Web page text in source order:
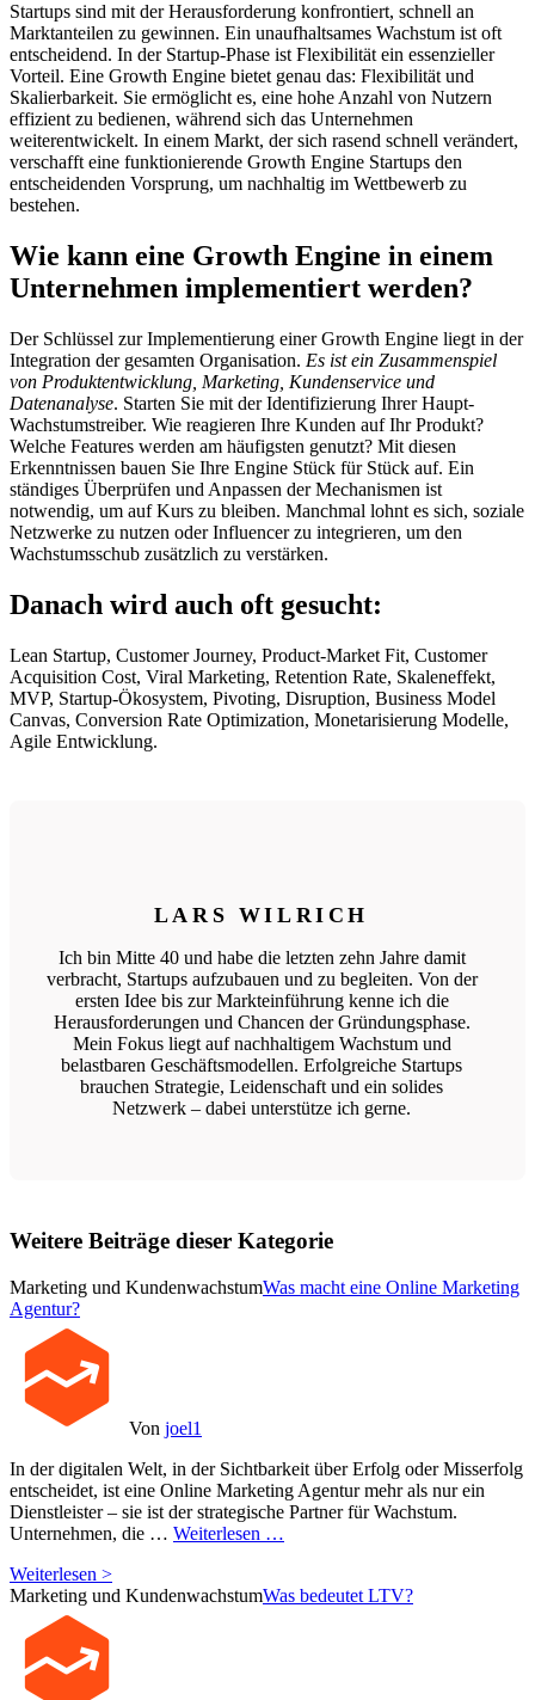
Startups sind mit der Herausforderung konfrontiert, schnell an
Marktanteilen zu gewinnen. Ein unaufhaltsames Wachstum ist oft
entscheidend. In der Startup-Phase ist Flexibilität ein essenzieller
Vorteil. Eine Growth Engine bietet genau das: Flexibilität und
Skalierbarkeit. Sie ermöglicht es, eine hohe Anzahl von Nutzern
effizient zu bedienen, während sich das Unternehmen
weiterentwickelt. In einem Markt, der sich rasend schnell verändert,
verschafft eine funktionierende Growth Engine Startups den
entscheidenden Vorsprung, um nachhaltig im Wettbewerb zu
bestehen.
Wie kann eine Growth Engine in einem
Unternehmen implementiert werden?
Der Schlüssel zur Implementierung einer Growth Engine liegt in der
Integration der gesamten Organisation. Es ist ein Zusammenspiel
von Produktentwicklung, Marketing, Kundenservice und
Datenanalyse. Starten Sie mit der Identifizierung Ihrer Haupt-
Wachstumstreiber. Wie reagieren Ihre Kunden auf Ihr Produkt?
Welche Features werden am häufigsten genutzt? Mit diesen
Erkenntnissen bauen Sie Ihre Engine Stück für Stück auf. Ein
ständiges Überprüfen und Anpassen der Mechanismen ist
notwendig, um auf Kurs zu bleiben. Manchmal lohnt es sich, soziale
Netzwerke zu nutzen oder Influencer zu integrieren, um den
Wachstumsschub zusätzlich zu verstärken.
Danach wird auch oft gesucht:
Lean Startup, Customer Journey, Product-Market Fit, Customer
Acquisition Cost, Viral Marketing, Retention Rate, Skaleneffekt,
MVP, Startup-Ökosystem, Pivoting, Disruption, Business Model
Canvas, Conversion Rate Optimization, Monetarisierung Modelle,
Agile Entwicklung.
LARS WILRICH
Ich bin Mitte 40 und habe die letzten zehn Jahre damit
verbracht, Startups aufzubauen und zu begleiten. Von der
ersten Idee bis zur Markteinführung kenne ich die
Herausforderungen und Chancen der Gründungsphase.
Mein Fokus liegt auf nachhaltigem Wachstum und
belastbaren Geschäftsmodellen. Erfolgreiche Startups
brauchen Strategie, Leidenschaft und ein solides
Netzwerk – dabei unterstütze ich gerne.
Weitere Beiträge dieser Kategorie
Marketing und KundenwachstumWas macht eine Online Marketing
Agentur?
Von joel1
In der digitalen Welt, in der Sichtbarkeit über Erfolg oder Misserfolg
entscheidet, ist eine Online Marketing Agentur mehr als nur ein
Dienstleister – sie ist der strategische Partner für Wachstum.
Unternehmen, die … Weiterlesen …
Weiterlesen >
Marketing und KundenwachstumWas bedeutet LTV?